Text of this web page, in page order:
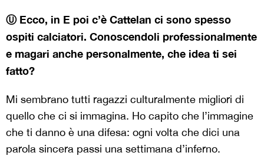
Ⓤ Ecco, in E poi c’è Cattelan ci sono spesso
ospiti calciatori. Conoscendoli professionalmente
e magari anche personalmente, che idea ti sei
fatto?
Mi sembrano tutti ragazzi culturalmente migliori di
quello che ci si immagina. Ho capito che l’immagine
che ti danno è una difesa: ogni volta che dici una
parola sincera passi una settimana d’inferno.